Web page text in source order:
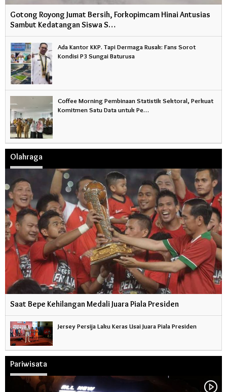
Gotong Royong Jumat Bersih, Forkopimcam Hinai Antusias
Sambut Kedatangan Siswa S…
Ada Kantor KKP. Tapi Dermaga Rusak: Fans Sorot
Kondisi P3 Sungai Baturusa
Coffee Morning Pembinaan Statistik Sektoral, Perkuat
Komitmen Satu Data untuk Pe…
Olahraga
Saat Bepe Kehilangan Medali Juara Piala Presiden
Jersey Persija Laku Keras Usai Juara Piala Presiden
Pariwisata